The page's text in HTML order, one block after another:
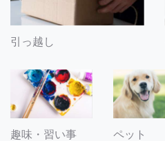
引っ越し
趣味・習い事 ペット